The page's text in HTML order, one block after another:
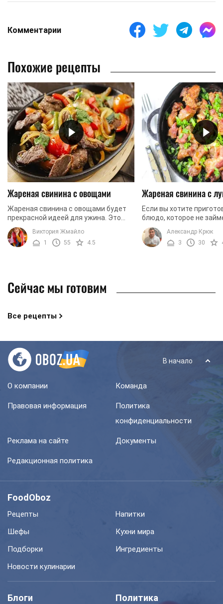
Комментарии
Похожие рецепты
Жареная свинина с овощами
Жареная свинина с овощами будет
прекрасной идеей для ужина. Это
блюдо можно подавать как
самостоятельно, так и с гарниром.
Используя наш рецепт, вы ...
Виктория Жмайло
1
55 4.5
Жареная свинина с
Если вы хотите
блюдо, которое не
много свободного
понравится вашим
приготовьте свинину с
Александр Крюк
3
30
Сейчас мы готовим
Все рецепты
В начало
О компании Команда
Правовая информация
Политика
конфиденциальности
Реклама на сайте Документы
Редакционная политика
FoodOboz
Рецепты
Напитки
Шефы
Кухни мира
Подборки
Ингредиенты
Новости кулинарии
Блоги Политика